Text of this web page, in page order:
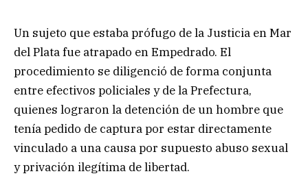
Un sujeto que estaba prófugo de la Justicia en Mar
del Plata fue atrapado en Empedrado. El
procedimiento se diligenció de forma conjunta
entre efectivos policiales y de la Prefectura,
quienes lograron la detención de un hombre que
tenía pedido de captura por estar directamente
vinculado a una causa por supuesto abuso sexual
y privación ilegítima de libertad.